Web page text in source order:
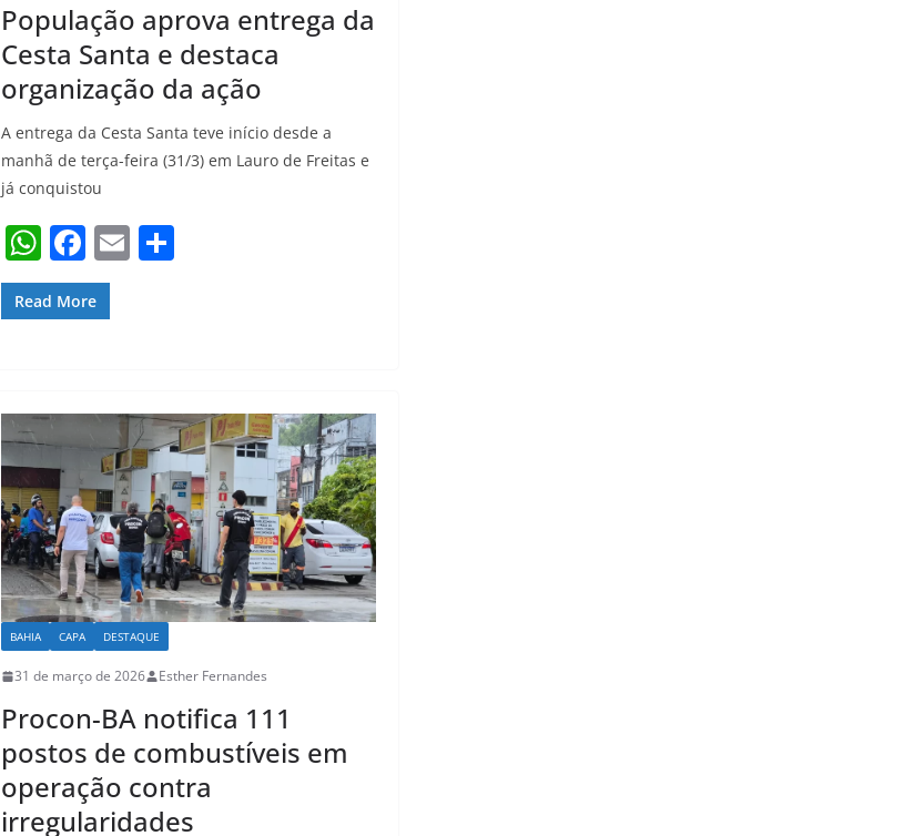
População aprova entrega da
Cesta Santa e destaca
organização da ação
A entrega da Cesta Santa teve início desde a
manhã de terça-feira (31/3) em Lauro de Freitas e
já conquistou
W
h
at
p
p
F
a
c
o
o
k
E S
Read More
BAHIA CAPA DESTAQUE
31 de março de 2026 Esther Fernandes
Procon-BA notifica 111
postos de combustíveis em
operação contra
irregularidades